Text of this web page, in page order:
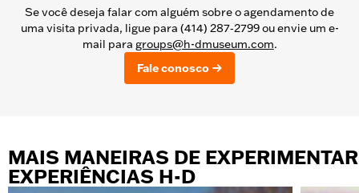
Se você deseja falar com alguém sobre o agendamento de
uma visita privada, ligue para (414) 287‑2799 ou envie um e-
mail para groups@h-dmuseum.com.
Fale conosco
MAIS MANEIRAS DE EXPERIMENTAR
EXPERIÊNCIAS H-D